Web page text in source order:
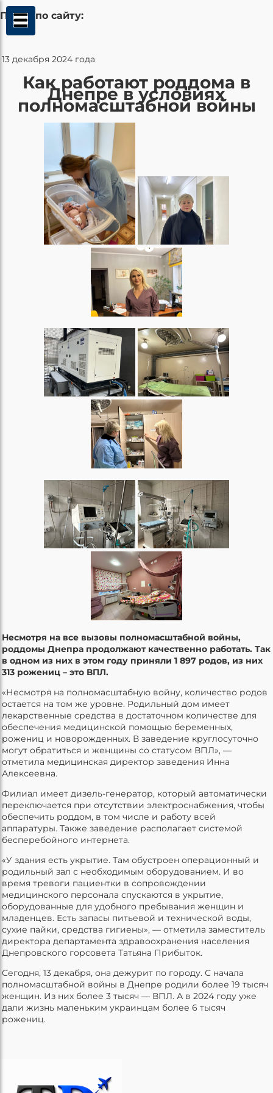
Поиск по сайту:
13 декабря 2024 года
Как работают роддома в
Днепре в условиях
полномасштабной войны
Несмотря на все вызовы полномасштабной войны,
роддомы Днепра продолжают качественно работать. Так
в одном из них в этом году приняли 1 897 родов, из них
313 рожениц – это ВПЛ.
«Несмотря на полномасштабную войну, количество родов
остается на том же уровне. Родильный дом имеет
лекарственные средства в достаточном количестве для
обеспечения медицинской помощью беременных,
рожениц и новорожденных. В заведение круглосуточно
могут обратиться и женщины со статусом ВПЛ», —
отметила медицинская директор заведения Инна
Алексеевна.
Филиал имеет дизель-генератор, который автоматически
переключается при отсутствии электроснабжения, чтобы
обеспечить роддом, в том числе и работу всей
аппаратуры. Также заведение располагает системой
бесперебойного интернета.
«У здания есть укрытие. Там обустроен операционный и
родильный зал с необходимым оборудованием. И во
время тревоги пациентки в сопровождении
медицинского персонала спускаются в укрытие,
оборудованные для удобного пребывания женщин и
младенцев. Есть запасы питьевой и технической воды,
сухие пайки, средства гигиены», — отметила заместитель
директора департамента здравоохранения населения
Днепровского горсовета Татьяна Прибыток.
Сегодня, 13 декабря, она дежурит по городу. С начала
полномасштабной войны в Днепре родили более 19 тысяч
женщин. Из них более 3 тысяч — ВПЛ. А в 2024 году уже
дали жизнь маленьким украинцам более 6 тысяч
рожениц.